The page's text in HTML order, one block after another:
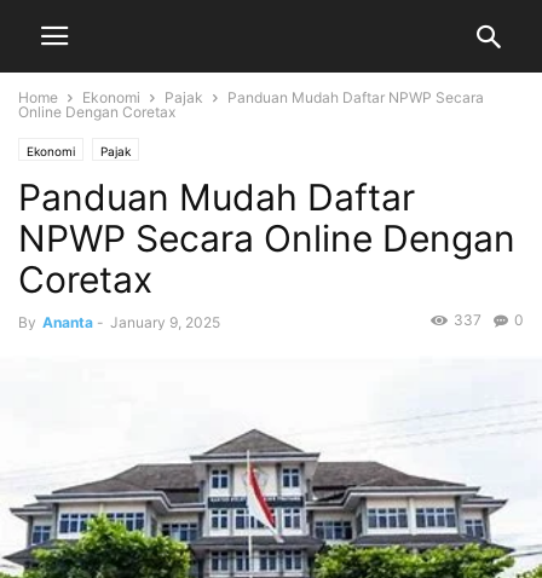
Home Ekonomi Pajak
Panduan Mudah Daftar NPWP Secara
Online Dengan Coretax
Ekonomi Pajak
Panduan Mudah Daftar
NPWP Secara Online Dengan
Coretax
By Ananta - January 9, 2025 0
337